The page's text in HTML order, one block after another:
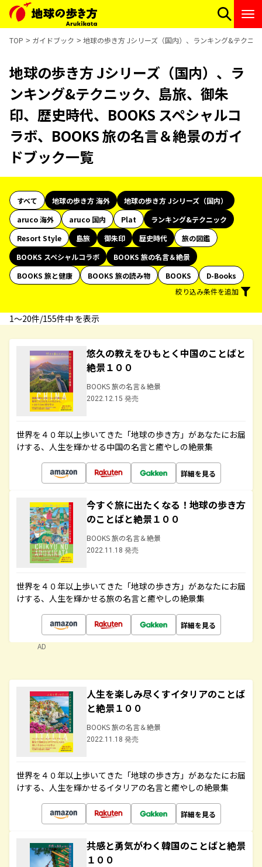
TOP ガイドブック 地球の歩き方 Jシリーズ（国内）、ランキング&テクニ
地球の歩き方 Jシリーズ（国内）、ラ
ンキング&テクニック、島旅、御朱
印、歴史時代、BOOKS スペシャルコ
ラボ、BOOKS 旅の名言＆絶景のガイ
ドブック一覧
すべて 地球の歩き方 海外
地球の歩き方 Jシリーズ（国内）
aruco 海外
aruco 国内 Plat
ランキング&テクニック
Resort Style
島旅 御朱印 歴史時代
旅の図鑑
BOOKS スペシャルコラボ
BOOKS 旅の名言＆絶景
BOOKS 旅と健康
BOOKS 旅の読み物 BOOKS
D-Books
絞り込み条件を追加
1〜20件/155件中 を表示
悠久の教えをひもとく中国のことばと
絶景１００
BOOKS 旅の名言＆絶景
2022.12.15 発売
世界を４０年以上歩いてきた「地球の歩き方」があなたにお届
けする、人生を輝かせる中国の名言と癒やしの絶景集
詳細を見る
今すぐ旅に出たくなる！地球の歩き方
のことばと絶景１００
BOOKS 旅の名言＆絶景
2022.11.18 発売
世界を４０年以上歩いてきた「地球の歩き方」があなたにお届
けする、人生を輝かせる旅の名言と癒やしの絶景集
詳細を見る
AD
人生を楽しみ尽くすイタリアのことば
と絶景１００
BOOKS 旅の名言＆絶景
2022.11.18 発売
世界を４０年以上歩いてきた「地球の歩き方」があなたにお届
けする、人生を輝かせるイタリアの名言と癒やしの絶景集
詳細を見る
共感と勇気がわく韓国のことばと絶景
１００